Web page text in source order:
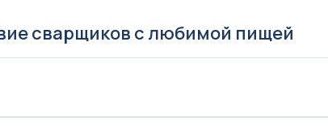
сварщиков с любимой пищей